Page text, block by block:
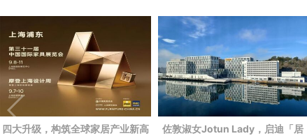
四大升级，构筑全球家居产业新高
佐敦淑女Jotun Lady，启迪「居